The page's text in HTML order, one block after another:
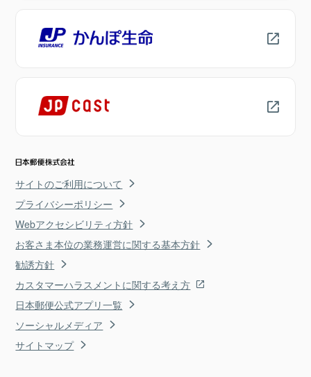
サイトのご利用について
プライバシーポリシー
Webアクセシビリティ方針
お客さま本位の業務運営に関する基本方針
勧誘方針
カスタマーハラスメントに関する考え方
日本郵便公式アプリ一覧
ソーシャルメディア
サイトマップ